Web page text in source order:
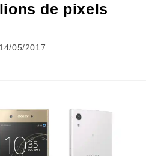
de pixels
14/05/2017